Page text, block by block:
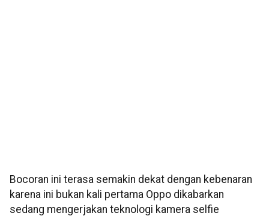
Bocoran ini terasa semakin dekat dengan kebenaran
karena ini bukan kali pertama Oppo dikabarkan
sedang mengerjakan teknologi kamera selfie